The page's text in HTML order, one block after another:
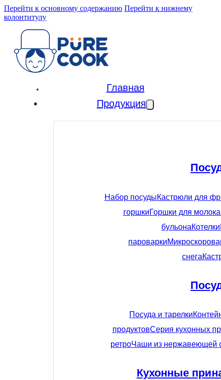
Перейти к основному содержанию Перейти к нижнему
колонтитулу
Главная
Продукция
Набор посудыКастрюли для
горшкиГоршки для молока
бульонаКотелки
пароварки
снега
Посуда и тарелки
продуктовСерия кухонных
ретроЧаши из нержавеющей
Кухонные